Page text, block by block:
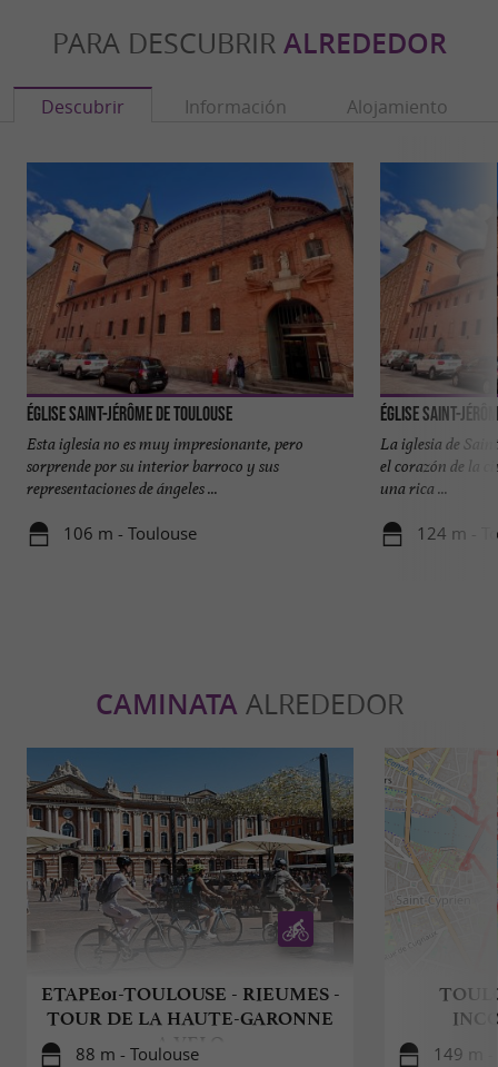
PARA DESCUBRIR ALREDEDOR
Descubrir Información Alojamiento
Église Saint-Jérôme de Toulouse
Esta iglesia no es muy impresionante, pero
sorprende por su interior barroco y sus
representaciones de ángeles ...
106 m - Toulouse
Église Saint-
La iglesia de
el corazón de la
una rica ...
124 m -
CAMINATAALREDEDOR
ETAPE01-TOULOUSE - RIEUMES -
TOUR DE LA HAUTE-GARONNE
A VELO
88 m - Toulouse 149 m -